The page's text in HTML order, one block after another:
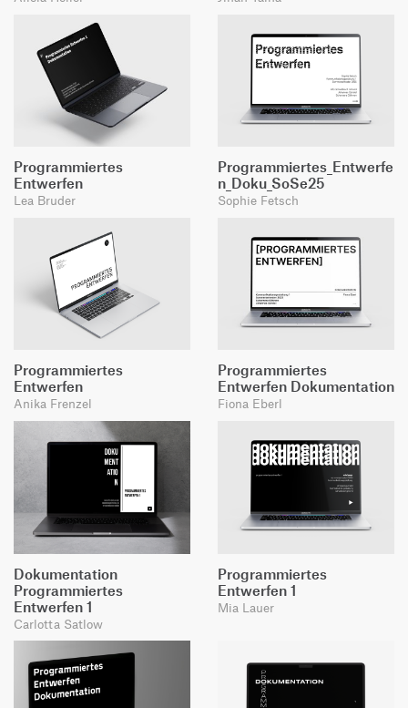
Programmiertes
Entwerfen
Lea Bruder
Programmiertes_Entwerfe
n_Doku_SoSe25
Sophie Fetsch
Programmiertes
Entwerfen
Anika Frenzel
Programmiertes
Entwerfen Dokumentation
Fiona Eberl
Dokumentation
Programmiertes
Entwerfen 1
Carlotta Satlow
Programmiertes
Entwerfen 1
Mia Lauer